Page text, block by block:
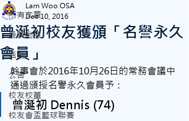
所有文章
最新動態
活動
公告
校友校董
校友會盃籃球聯賽
曾涎初校友獲頒「名譽永久
會員」
Lam Woo OSA
Dec 10, 2016
幹事會於2016年10月26日的常務會議中
通過頒授名譽永久會員予：
曾涎初 Dennis (74)